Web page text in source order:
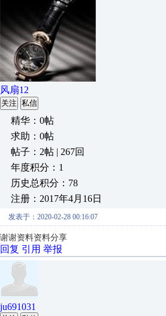
风扇12
关注 私信
精华：0帖
求助：0帖
帖子：2帖 | 267回
年度积分：1
历史总积分：78
注册：2017年4月16日
发表于：2020-02-28 00:16:07
谢谢资料资料分享
回复 引用 举报
ju691031